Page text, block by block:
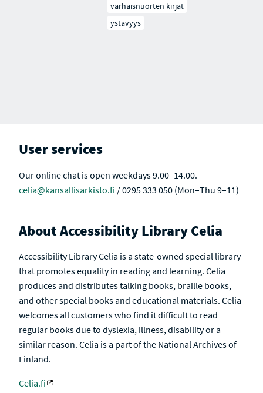
varhaisnuorten kirjat
ystävyys
User services
Our online chat is open weekdays 9.00–14.00.
celia@kansallisarkisto.fi / 0295 333 050 (Mon–Thu 9–11)
About Accessibility Library Celia
Accessibility Library Celia is a state-owned special library
that promotes equality in reading and learning. Celia
produces and distributes talking books, braille books,
and other special books and educational materials. Celia
welcomes all customers who find it difficult to read
regular books due to dyslexia, illness, disability or a
similar reason. Celia is a part of the National Archives of
Finland.
Celia.fi